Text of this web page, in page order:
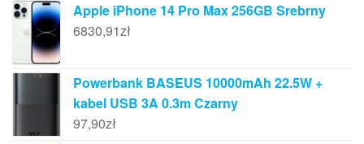
Apple iPhone 14 Pro Max 256GB Srebrny
6830,91zł
Powerbank BASEUS 10000mAh 22.5W +
kabel USB 3A 0.3m Czarny
97,90zł